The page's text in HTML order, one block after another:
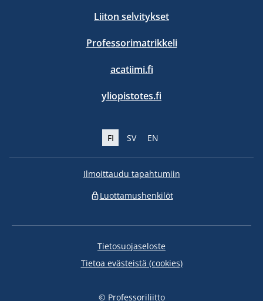
Liiton selvitykset
Professorimatrikkeli
acatiimi.fi
yliopistotes.fi
FI SV EN
Ilmoittaudu tapahtumiin
Luottamushenkilöt
© Professoriliitto
Tietosuojaseloste
Tietoa evästeistä (cookies)